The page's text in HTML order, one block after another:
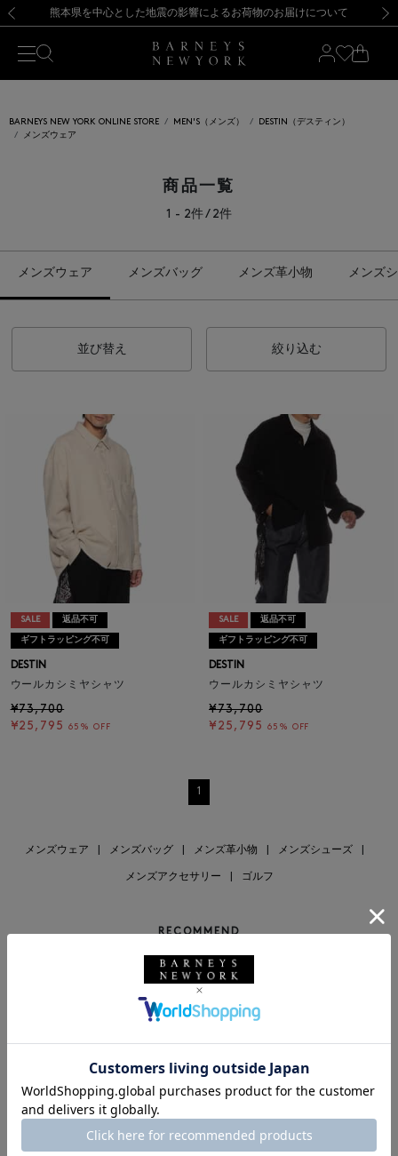
新規登録のお客様も対象！＜MY BARNEYS＞会員のお客様は11,000円（税込）以上のお買上げで常時送料無料！お買い物の際は会員登録を！
【夏季休業に伴う返品・交換承り一時停止のお知らせ】（2026.8.5）
熊本県を中心とした地震の影響によるお荷物のお届けについて
【開催中】SUMMER SALEのご案内・ご注意事項 新規登録のお客様も対象！＜MY BARNEYS＞会員のお客様は11,000円（税込）以上のお買上げで常時送料無料！お買い物の際は会員登録を！
【夏季休業に伴う返品・交換承り一時停止のお知らせ】（2026.8.5）
BARNEYS NEW YORK ONLINE STORE MEN'S（メンズ）
DESTIN（デスティン）
メンズウェア
商品一覧
1 - 2件 / 2件
メンズウェア メンズバッグ メンズ革小物 メンズ
並び替え 絞り込む
SALE 返品不可
ギフトラッピング不可
DESTIN
ウールカシミヤシャツ
¥73,700
¥25,795
65% OFF
SALE 返品不可
ギフトラッピング不可
DESTIN
ウールカシミヤシャツ
¥73,700
¥25,795
65% OFF
1
メンズウェア メンズバッグ メンズ革小物 メンズシューズ
メンズアクセサリー ゴルフ
RECOMMEND